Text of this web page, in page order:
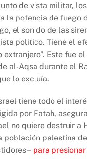
de vista militar,
la potencia de fuego
el sonido de las
político. Tiene el
extranjero”. Este fue
al-Aqsa durante el
lo excluía.
tiene todo el
por Fatah,
no quiere destruir a
población palestina
para